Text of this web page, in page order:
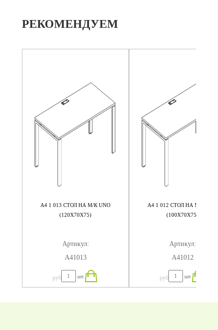
РЕКОМЕНДУЕМ
A4 1 013 СТОЛ НА М/К UNO
(120X70X75)
Артикул:
А41013
руб шт.
A4 1 012 СТОЛ НА М/К UNO
(100X70X75)
Артикул:
А41012
руб шт.